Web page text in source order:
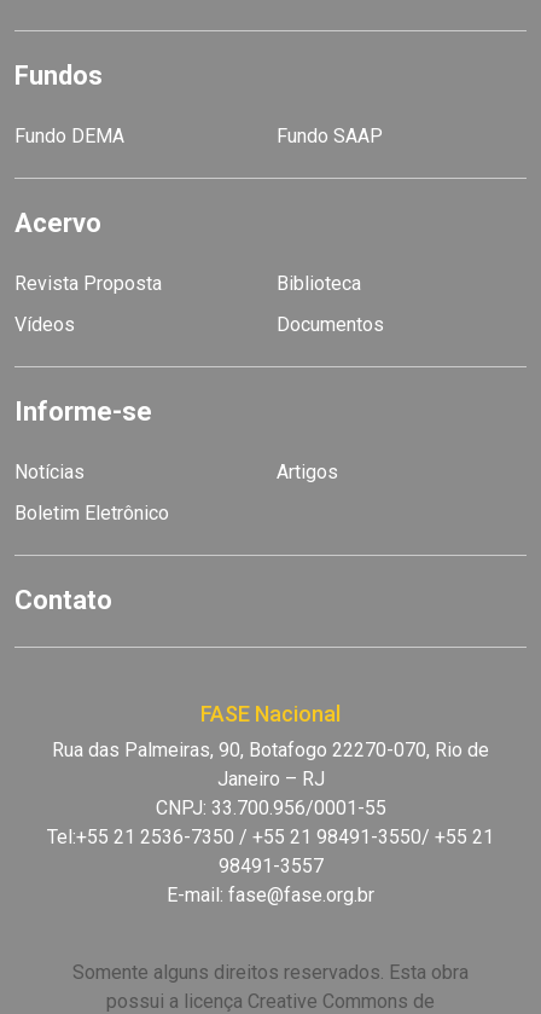
Fundos
Fundo DEMA Fundo SAAP
Acervo
Revista Proposta
Biblioteca
Vídeos
Documentos
Informe-se
Notícias
Artigos
Boletim Eletrônico
Contato
FASE Nacional
Rua das Palmeiras, 90, Botafogo 22270-070, Rio de
Janeiro – RJ
CNPJ: 33.700.956/0001-55
Tel:+55 21 2536-7350 / +55 21 98491-3550/ +55 21
98491-3557
E-mail: fase@fase.org.br
Somente alguns direitos reservados. Esta obra
possui a licença Creative Commons de